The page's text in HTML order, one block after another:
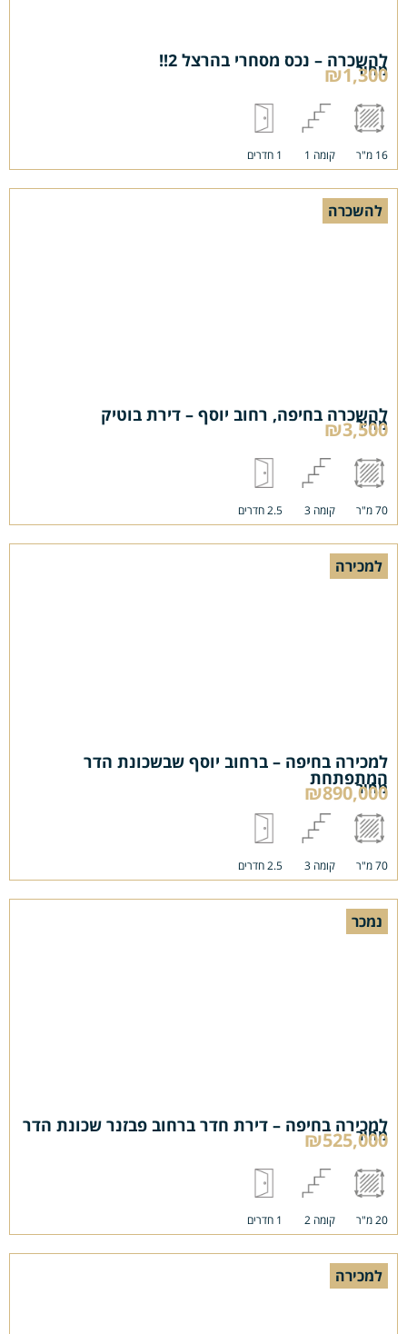
להשכרה – נכס מסחרי בהרצל 2!!
מחיר
₪1,300
16 מ"ר קומה 1 1 חדרים
להשכרה
להשכרה בחיפה, רחוב יוסף – דירת בוטיק
מחיר
₪3,500
70 מ"ר קומה 3 2.5 חדרים
למכירה
למכירה בחיפה – ברחוב יוסף שבשכונת הדר
המתפתחת
מחיר
₪890,000
70 מ"ר קומה 3 2.5 חדרים
נמכר
למכירה בחיפה – דירת חדר ברחוב פבזנר שכונת הדר
מחיר
₪525,000
20 מ"ר קומה 2 1 חדרים
למכירה